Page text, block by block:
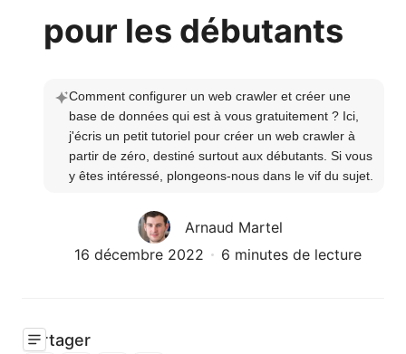
pour les débutants
Comment configurer un web crawler et créer une
base de données qui est à vous gratuitement ? Ici,
j'écris un petit tutoriel pour créer un web crawler à
partir de zéro, destiné surtout aux débutants. Si vous
y êtes intéressé, plongeons-nous dans le vif du sujet.
Arnaud Martel
16 décembre 2022
6 minutes de lecture
Partager